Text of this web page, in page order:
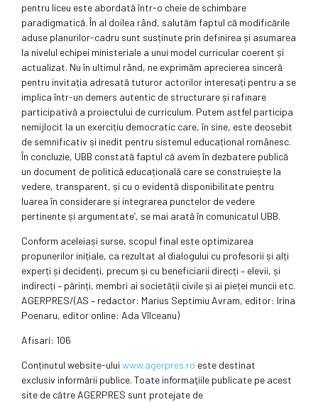
pentru liceu este abordată într-o cheie de schimbare
paradigmatică. În al doilea rând, salutăm faptul că modificările
aduse planurilor-cadru sunt susținute prin definirea și asumarea
la nivelul echipei ministeriale a unui model curricular coerent și
actualizat. Nu în ultimul rând, ne exprimăm aprecierea sinceră
pentru invitația adresată tuturor actorilor interesați pentru a se
implica într-un demers autentic de structurare și rafinare
participativă a proiectului de curriculum. Putem astfel participa
nemijlocit la un exercițiu democratic care, în sine, este deosebit
de semnificativ și inedit pentru sistemul educațional românesc.
În concluzie, UBB constată faptul că avem în dezbatere publică
un document de politică educațională care se construiește la
vedere, transparent, și cu o evidentă disponibilitate pentru
luarea în considerare și integrarea punctelor de vedere
pertinente și argumentate’, se mai arată în comunicatul UBB.
Conform aceleiași surse, scopul final este optimizarea
propunerilor inițiale, ca rezultat al dialogului cu profesorii și alți
experți și decidenți, precum și cu beneficiarii direcți – elevii, și
indirecți – părinți, membri ai societății civile și ai pieței muncii etc.
AGERPRES/(AS – redactor: Marius Septimiu Avram, editor: Irina
Poenaru, editor online: Ada Vîlceanu)
Afisari: 106
Conținutul website-ului www.agerpres.ro este destinat
exclusiv informării publice. Toate informaţiile publicate pe acest
site de către AGERPRES sunt protejate de